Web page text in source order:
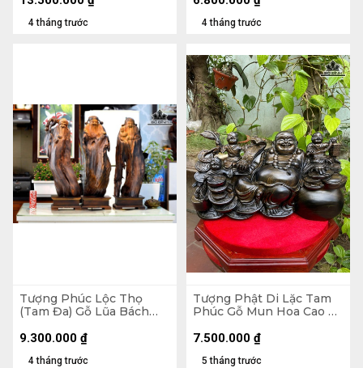
4 tháng trước 4 tháng trước
Tượng Phúc Lộc Thọ
(Tam Đa) Gỗ Lũa Bách
Sâu 15 (cm) - Kỷ Cao 10
4 tháng trước
9.300.000 ₫
Tượng Phật Di Lặc Tam
Phúc Gỗ Mun Hoa Cao 23
5 tháng trước
7.500.000 ₫